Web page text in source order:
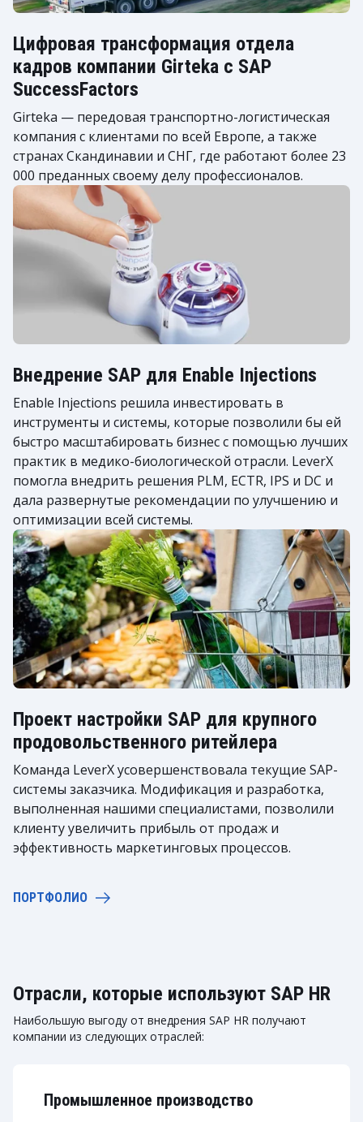
Цифровая трансформация отдела
кадров компании Girteka с SAP
SuccessFactors
Girteka — передовая транспортно-логистическая
компания с клиентами по всей Европе, а также
странах Скандинавии и СНГ, где работают более 23
000 преданных своему делу профессионалов.
Внедрение SAP для Enable Injections
Enable Injections решила инвестировать в
инструменты и системы, которые позволили бы ей
быстро масштабировать бизнес с помощью лучших
практик в медико-биологической отрасли. LeverX
помогла внедрить решения PLM, ECTR, IPS и DC и
дала развернутые рекомендации по улучшению и
оптимизации всей системы.
Проект настройки SAP для крупного
продовольственного ритейлера
Команда LeverX усовершенствовала текущие SAP-
системы заказчика. Модификация и разработка,
выполненная нашими специалистами, позволили
клиенту увеличить прибыль от продаж и
эффективность маркетинговых процессов.
ПОРТФОЛИО
Отрасли, которые используют SAP HR
Наибольшую выгоду от внедрения SAP HR получают
компании из следующих отраслей:
Промышленное производство